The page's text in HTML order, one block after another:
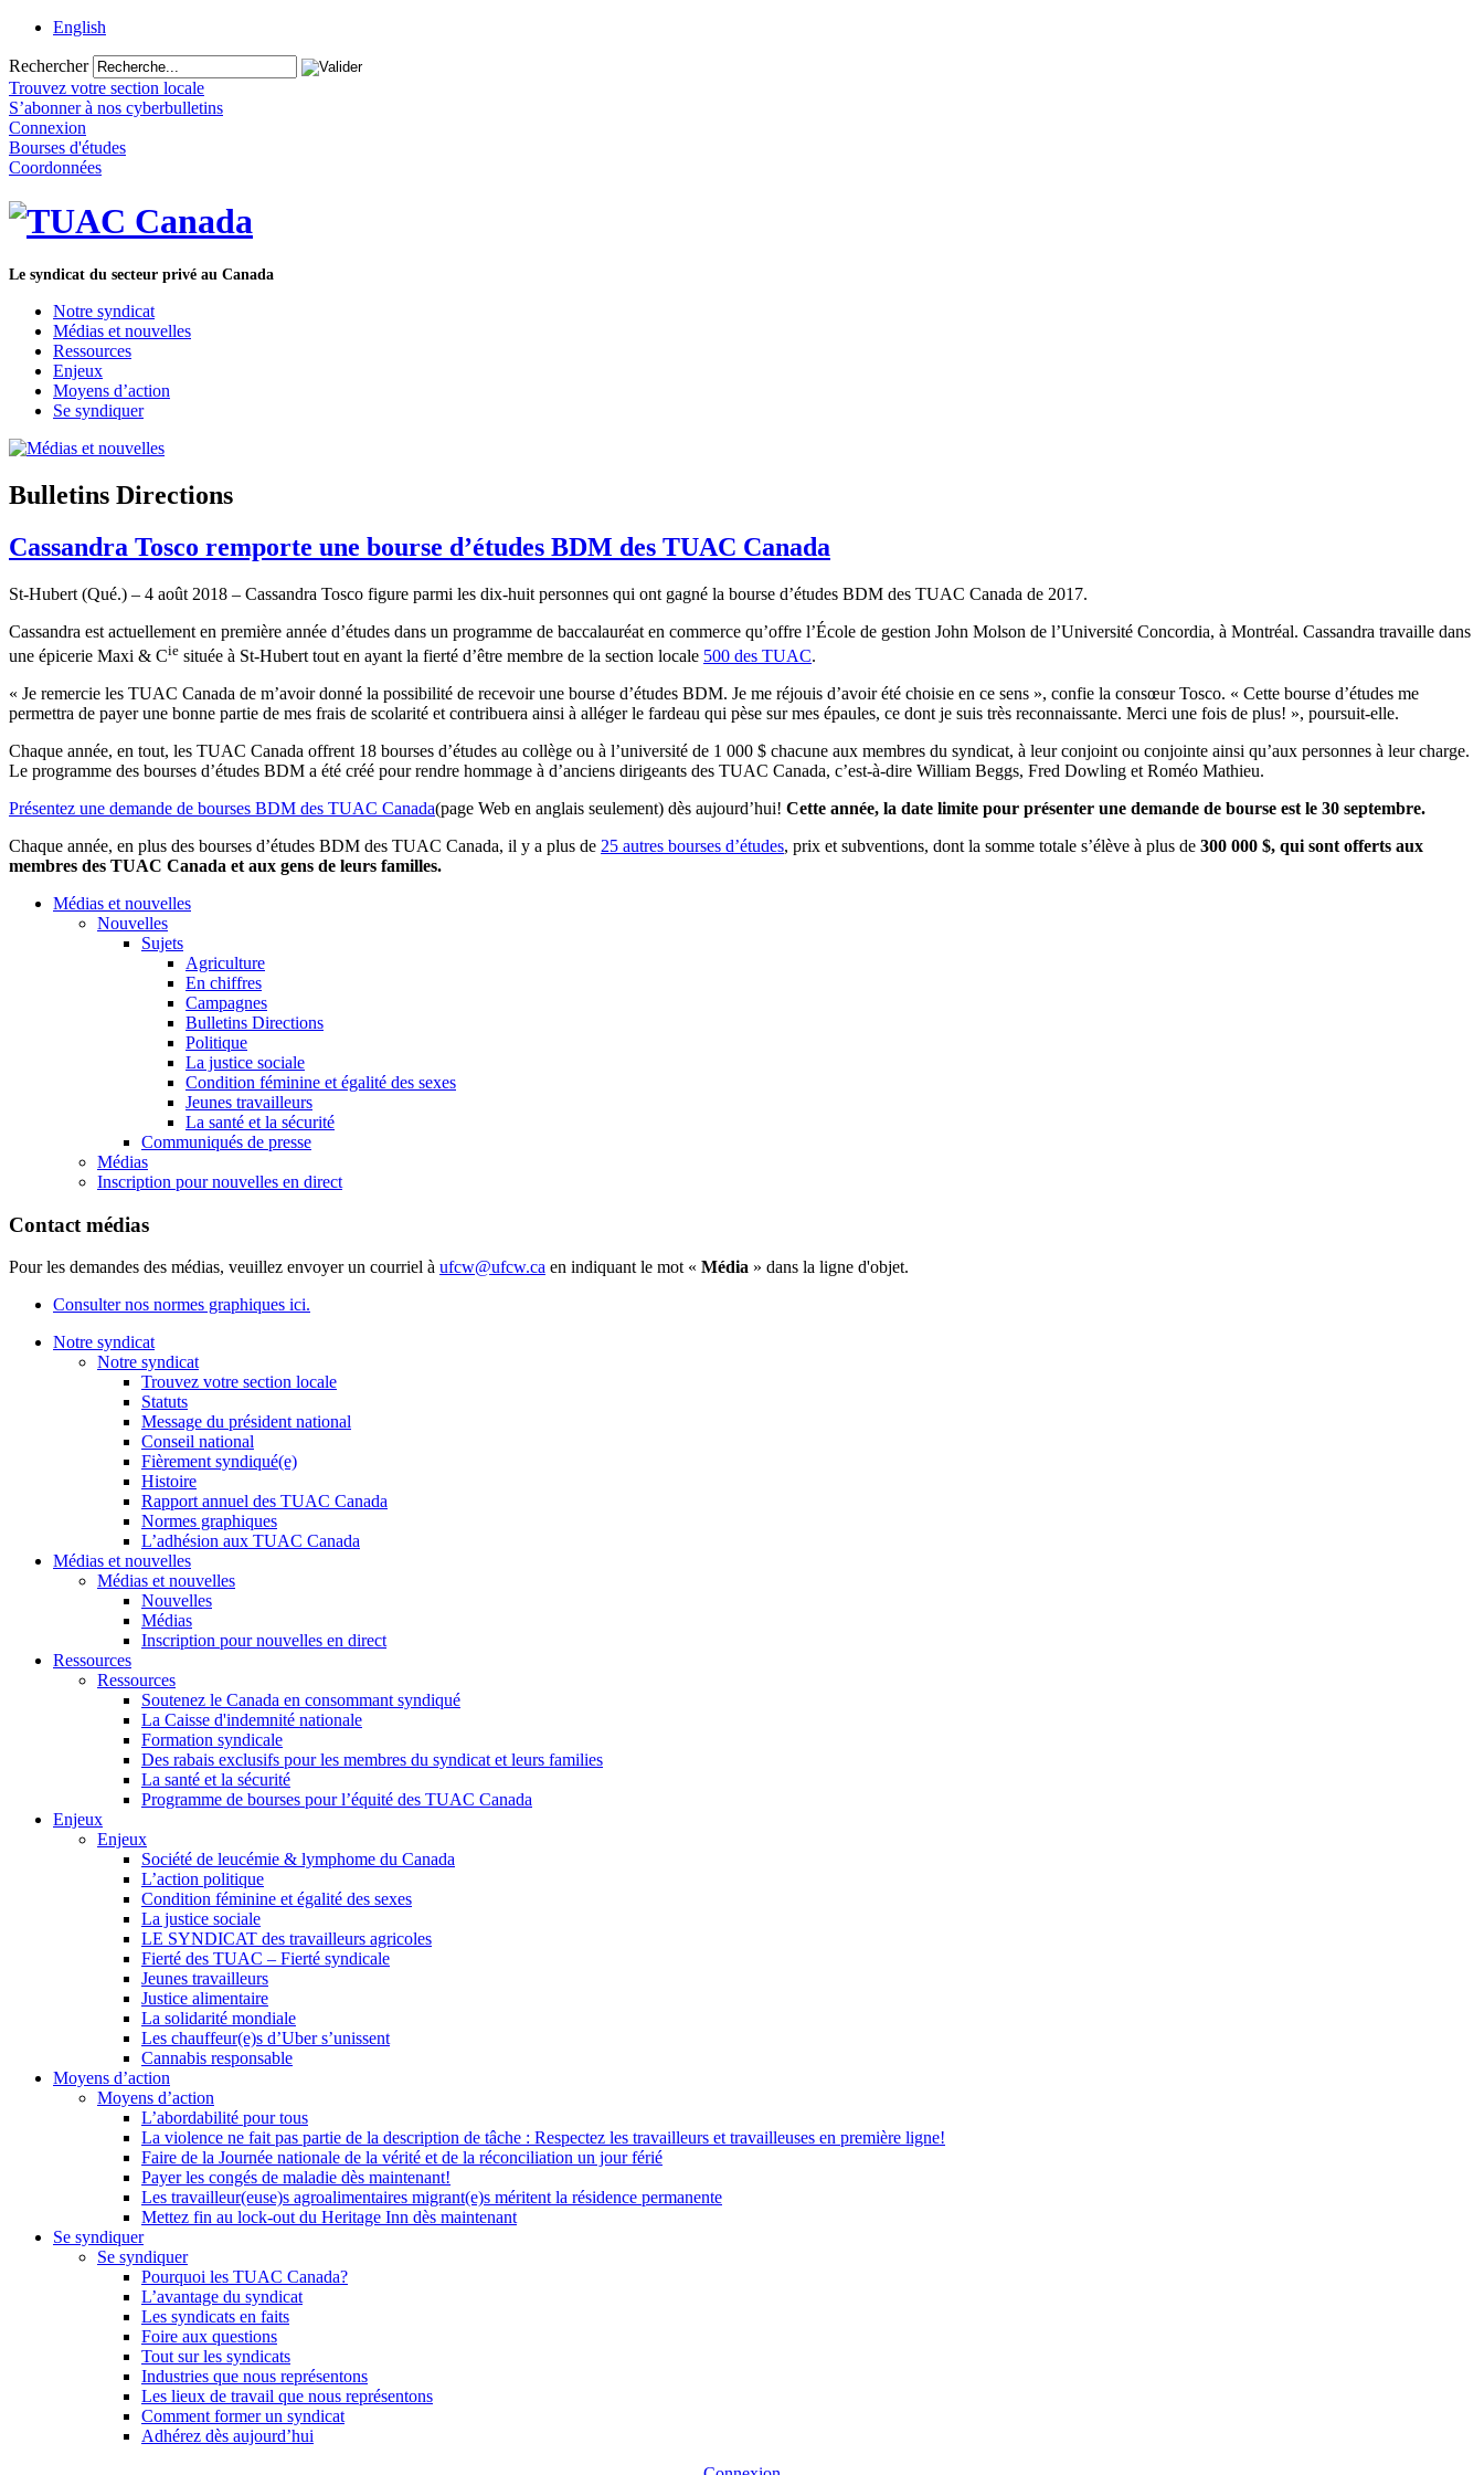
English
Rechercher
Trouvez votre section locale
S’abonner à nos cyberbulletins
Connexion
Bourses d'études
Coordonnées
Le syndicat du secteur privé au Canada
Notre syndicat
Médias et nouvelles
Ressources
Enjeux
Moyens d’action
Se syndiquer
Bulletins Directions
Cassandra Tosco remporte une bourse d’études BDM des TUAC Canada
St-Hubert (Qué.) – 4 août 2018 – Cassandra Tosco figure parmi les dix-huit personnes qui ont gagné la bourse d’études BDM des TUAC Canada de 2017.
Cassandra est actuellement en première année d’études dans un programme de baccalauréat en commerce qu’offre l’École de gestion John Molson de l’Université Concordia, à Montréal. Cassandra travaille dans
une épicerie Maxi & Cie située à St-Hubert tout en ayant la fierté d’être membre de la section locale 500 des TUAC.
« Je remercie les TUAC Canada de m’avoir donné la possibilité de recevoir une bourse d’études BDM. Je me réjouis d’avoir été choisie en ce sens », confie la consœur Tosco. « Cette bourse d’études me
permettra de payer une bonne partie de mes frais de scolarité et contribuera ainsi à alléger le fardeau qui pèse sur mes épaules, ce dont je suis très reconnaissante. Merci une fois de plus! », poursuit-elle.
Chaque année, en tout, les TUAC Canada offrent 18 bourses d’études au collège ou à l’université de 1 000 $ chacune aux membres du syndicat, à leur conjoint ou conjointe ainsi qu’aux personnes à leur charge.
Le programme des bourses d’études BDM a été créé pour rendre hommage à d’anciens dirigeants des TUAC Canada, c’est-à-dire William Beggs, Fred Dowling et Roméo Mathieu.
Présentez une demande de bourses BDM des TUAC Canada(page Web en anglais seulement) dès aujourd’hui! Cette année, la date limite pour présenter une demande de bourse est le 30 septembre.
Chaque année, en plus des bourses d’études BDM des TUAC Canada, il y a plus de 25 autres bourses d’études, prix et subventions, dont la somme totale s’élève à plus de 300 000 $, qui sont offerts aux
membres des TUAC Canada et aux gens de leurs familles.
Médias et nouvelles
Nouvelles
Sujets
Agriculture
En chiffres
Campagnes
Bulletins Directions
Politique
La justice sociale
Condition féminine et égalité des sexes
Jeunes travailleurs
La santé et la sécurité
Communiqués de presse
Médias
Inscription pour nouvelles en direct
Contact médias
Pour les demandes des médias, veuillez envoyer un courriel à ufcw@ufcw.ca en indiquant le mot « Média » dans la ligne d'objet.
Consulter nos normes graphiques ici.
Notre syndicat
Notre syndicat
Trouvez votre section locale
Statuts
Message du président national
Conseil national
Fièrement syndiqué(e)
Histoire
Rapport annuel des TUAC Canada
Normes graphiques
L’adhésion aux TUAC Canada
Médias et nouvelles
Médias et nouvelles
Nouvelles
Médias
Inscription pour nouvelles en direct
Ressources
Ressources
Soutenez le Canada en consommant syndiqué
La Caisse d'indemnité nationale
Formation syndicale
Des rabais exclusifs pour les membres du syndicat et leurs families
La santé et la sécurité
Programme de bourses pour l’équité des TUAC Canada
Enjeux
Enjeux
Société de leucémie & lymphome du Canada
L’action politique
Condition féminine et égalité des sexes
La justice sociale
LE SYNDICAT des travailleurs agricoles
Fierté des TUAC – Fierté syndicale
Jeunes travailleurs
Justice alimentaire
La solidarité mondiale
Les chauffeur(e)s d’Uber s’unissent
Cannabis responsable
Moyens d’action
Moyens d’action
L’abordabilité pour tous
La violence ne fait pas partie de la description de tâche : Respectez les travailleurs et travailleuses en première ligne!
Faire de la Journée nationale de la vérité et de la réconciliation un jour férié
Payer les congés de maladie dès maintenant!
Les travailleur(euse)s agroalimentaires migrant(e)s méritent la résidence permanente
Mettez fin au lock-out du Heritage Inn dès maintenant
Se syndiquer
Se syndiquer
Pourquoi les TUAC Canada?
L’avantage du syndicat
Les syndicats en faits
Foire aux questions
Tout sur les syndicats
Industries que nous représentons
Les lieux de travail que nous représentons
Comment former un syndicat
Adhérez dès aujourd’hui